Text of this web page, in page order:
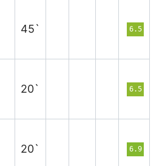
45` 6.5
20` 6.5
20` 6.9